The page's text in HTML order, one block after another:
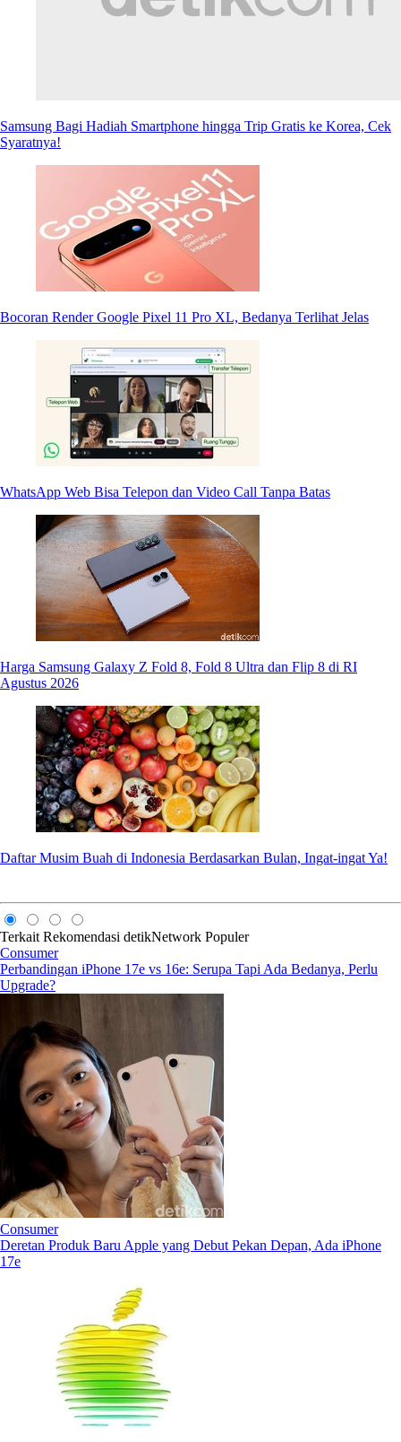
Samsung Bagi Hadiah Smartphone hingga Trip Gratis ke Korea, Cek
Syaratnya!
Bocoran Render Google Pixel 11 Pro XL, Bedanya Terlihat Jelas
WhatsApp Web Bisa Telepon dan Video Call Tanpa Batas
Harga Samsung Galaxy Z Fold 8, Fold 8 Ultra dan Flip 8 di RI
Agustus 2026
Daftar Musim Buah di Indonesia Berdasarkan Bulan, Ingat-ingat Ya!
Terkait Rekomendasi detikNetwork Populer
Consumer
Perbandingan iPhone 17e vs 16e: Serupa Tapi Ada Bedanya, Perlu
Upgrade?
Consumer
Deretan Produk Baru Apple yang Debut Pekan Depan, Ada iPhone
17e